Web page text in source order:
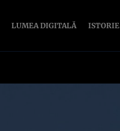
LUMEA DIGITALĂ ISTORIE